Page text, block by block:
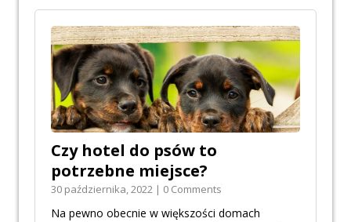
Czy hotel do psów to
potrzebne miejsce?
30 października, 2022 | 0 Comments
Na pewno obecnie w większości domach